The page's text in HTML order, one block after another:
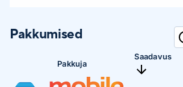
Pakkumised
Pakkuja
Saadavus